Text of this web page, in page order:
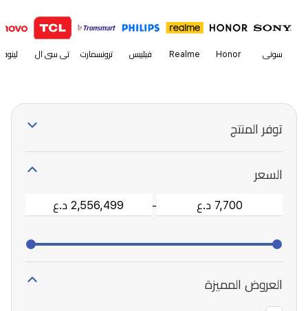
سوني Honor
Realme فيليبس ترونسمارت تي سي ال
توفر المنتج
السعر
-
العروض المميزة